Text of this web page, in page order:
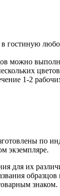
гостиную
можно
1-2
по
экземпляре.
для их
образцов
знаком.